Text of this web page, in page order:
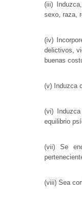
(iii)
sexo, raza,
(iv)
delictivos,
buenas
(v) Induzca
(vi)
equilibrio
(vii) Se
(viii) Sea